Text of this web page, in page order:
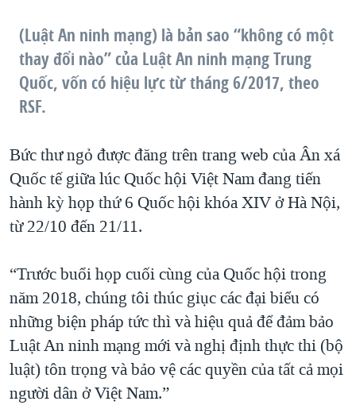
(Luật An ninh mạng) là bản sao “không có một
thay đổi nào” của Luật An ninh mạng Trung
Quốc, vốn có hiệu lực từ tháng 6/2017, theo
RSF.
Bức thư ngỏ được đăng trên trang web của Ân xá
Quốc tế giữa lúc Quốc hội Việt Nam đang tiến
hành kỳ họp thứ 6 Quốc hội khóa XIV ở Hà Nội,
từ 22/10 đến 21/11.
“Trước buổi họp cuối cùng của Quốc hội trong
năm 2018, chúng tôi thúc giục các đại biểu có
những biện pháp tức thì và hiệu quả để đảm bảo
Luật An ninh mạng mới và nghị định thực thi (bộ
luật) tôn trọng và bảo vệ các quyền của tất cả mọi
người dân ở Việt Nam.”